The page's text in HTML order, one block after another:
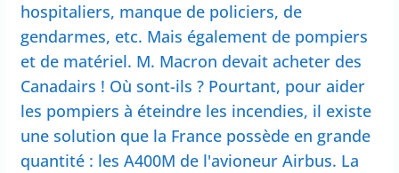
hospitaliers, manque de policiers, de
gendarmes, etc. Mais également de pompiers
et de matériel. M. Macron devait acheter des
Canadairs ! Où sont-ils ? Pourtant, pour aider
les pompiers à éteindre les incendies, il existe
une solution que la France possède en grande
quantité : les A400M de l'avioneur Airbus. La